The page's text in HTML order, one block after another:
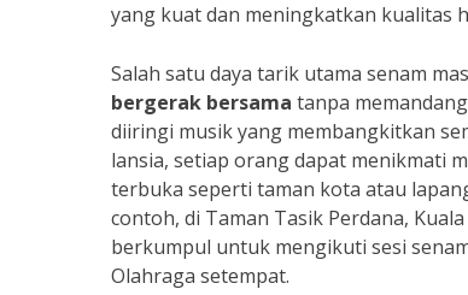
yang kuat dan meningkatkan kualitas
Salah satu daya tarik utama senam
bergerak bersama tanpa
diiringi musik yang membangkitkan
lansia, setiap orang dapat menikmati
terbuka seperti taman kota atau
contoh, di Taman Tasik Perdana,
berkumpul untuk mengikuti sesi
Olahraga setempat.